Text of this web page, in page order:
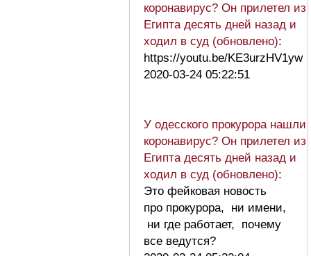
коронавирус? Он прилетел из
Египта десять дней назад и
ходил в суд (обновлено):
https://youtu.be/KE3urzHV1yw
2020-03-24 05:22:51
У одесского прокурора нашли
коронавирус? Он прилетел из
Египта десять дней назад и
ходил в суд (обновлено):
Это фейковая новость
про прокурора, ни имени,
ни где работает, почему
все ведутся?